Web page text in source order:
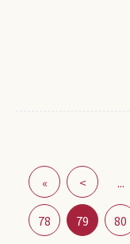
« < ...
78 79 80